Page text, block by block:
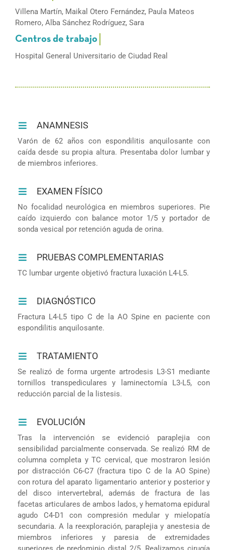
Villena Martín, Maikal Otero Fernández, Paula Mateos
Romero, Alba Sánchez Rodríguez, Sara
Hospital General Universitario de Ciudad Real
ANAMNESIS
Varón de 62 años con espondilitis anquilosante con
caída desde su propia altura. Presentaba dolor lumbar y
de miembros inferiores.
EXAMEN FÍSICO
No focalidad neurológica en miembros superiores. Pie
caído izquierdo con balance motor 1/5 y portador de
sonda vesical por retención aguda de orina.
PRUEBAS COMPLEMENTARIAS
TC lumbar urgente objetivó fractura luxación L4-L5.
DIAGNÓSTICO
Fractura L4-L5 tipo C de la AO Spine en paciente con
espondilitis anquilosante.
TRATAMIENTO
Se realizó de forma urgente artrodesis L3-S1 mediante
tornillos transpediculares y laminectomía L3-L5, con
reducción parcial de la listesis.
EVOLUCIÓN
Tras la intervención se evidenció paraplejia con
sensibilidad parcialmente conservada. Se realizó RM de
columna completa y TC cervical, que mostraron lesión
por distracción C6-C7 (fractura tipo C de la AO Spine)
con rotura del aparato ligamentario anterior y posterior y
del disco intervertebral, además de fractura de las
facetas articulares de ambos lados, y hematoma epidural
agudo C4-D1 con compresión medular y mielopatía
secundaria. A la reexploración, paraplejia y anestesia de
miembros inferiores y paresia de extremidades